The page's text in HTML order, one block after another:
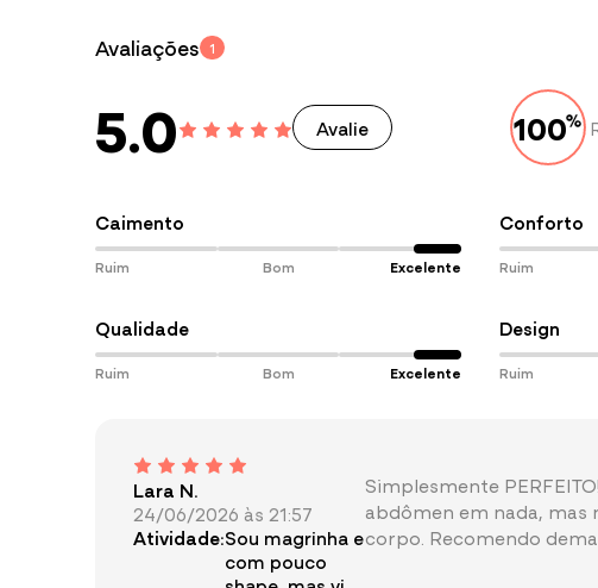
Bojo Removível
instruções:
Lavar separadamente à mão e com abundância de
Não usar amaciante ou alvejante;
Não deixar de molho;
Todo modelo vem com instruções de lavagem na
Esteja sempre atenta às orientações.
Avaliações 1
5.0 Avalie 100%
Caimento
Ruim Bom Excelente
Conforto
Ruim
Qualidade
Ruim Bom Excelente
Design
Ruim
Lara N.
24/06/2026 às 21:57
Atividade:Sou magrinha e
com pouco
Simplesmente
abdômen em nada, mas
corpo. Recomendo